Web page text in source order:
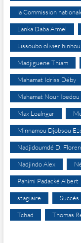
la Commission
Lanka Daba Armel
Lissoubo olivier
Madjiguene Thiam
Mahamat Idriss Déby
Mahamat Nour Ibedou
Max Loalngar
Minnamou Djobsou
Nadjidoumdé D.
Nadjindo Alex
Pahimi Padacké Albert
stagiaire Succès
Tchad Thomas